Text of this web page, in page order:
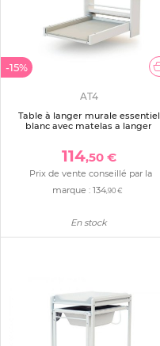
-15%
AT4
Table à langer murale essentiel
blanc avec matelas a langer
114,50 €
Prix de vente conseillé par la
marque : 134,90 €
En stock